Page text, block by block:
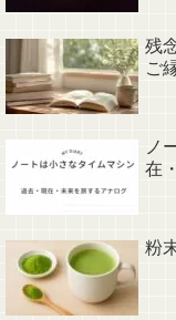
残
ご
ノ
在
粉